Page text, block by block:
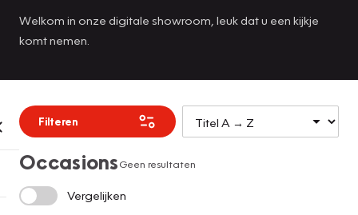
Welkom in onze digitale showroom, leuk dat u een kijkje
komt nemen.
Filteren
OccasionsGeen resultaten
Vergelijken